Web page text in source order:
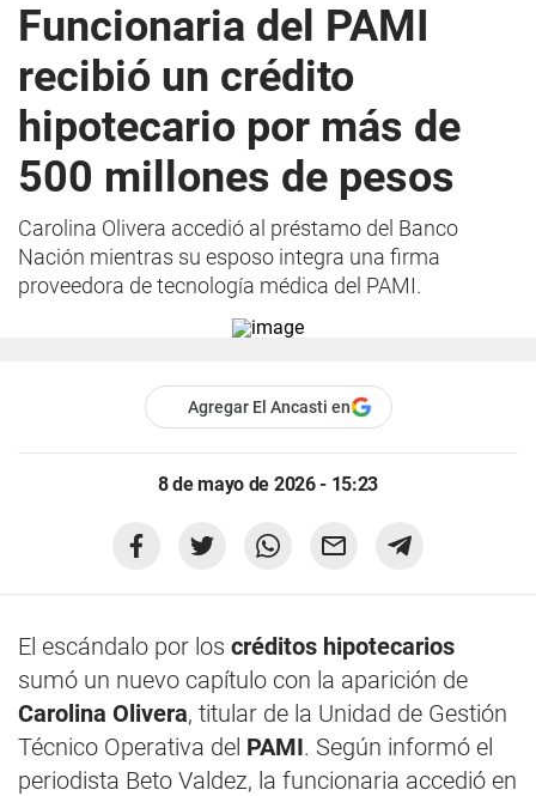
Funcionaria del PAMI
recibió un crédito
hipotecario por más de
500 millones de pesos
Carolina Olivera accedió al préstamo del Banco
Nación mientras su esposo integra una firma
proveedora de tecnología médica del PAMI.
Agregar El Ancasti en
8 de mayo de 2026 - 15:23
El escándalo por los créditos hipotecarios
sumó un nuevo capítulo con la aparición de
Carolina Olivera, titular de la Unidad de Gestión
Técnico Operativa del PAMI. Según informó el
periodista Beto Valdez, la funcionaria accedió en